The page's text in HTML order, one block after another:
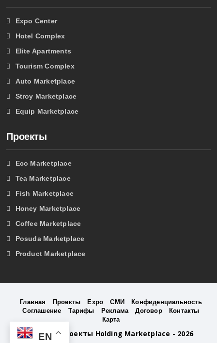
EN
Expo Center
Hotel Complex
Elite Apartments
Tourism Complex
Auto Marketplace
Stroy Marketplace
Equip Marketplace
Проекты
Eco Marketplace
Tea Marketplace
Fish Marketplace
Honey Marketplace
Coffee Marketplace
Posuda Marketplace
Product Marketplace
Главная Проекты Expo СМИ
Конфиденциальность
Соглашение
Тарифы Реклама Договор
Контакты
Карта
©Бизнес Проекты Holding Marketplace - 2026